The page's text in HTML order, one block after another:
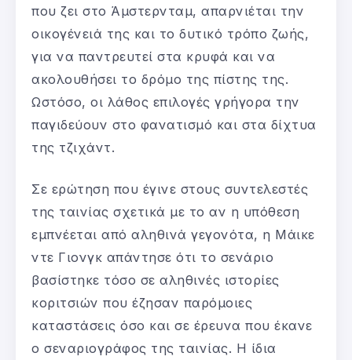
που ζει στο Άμστερνταμ, απαρνιέται την
οικογένειά της και το δυτικό τρόπο ζωής,
για να παντρευτεί στα κρυφά και να
ακολουθήσει το δρόμο της πίστης της.
Ωστόσο, οι λάθος επιλογές γρήγορα την
παγιδεύουν στο φανατισμό και στα δίχτυα
της τζιχάντ.
Σε ερώτηση που έγινε στους συντελεστές
της ταινίας σχετικά με το αν η υπόθεση
εμπνέεται από αληθινά γεγονότα, η Μάικε
ντε Γιονγκ απάντησε ότι το σενάριο
βασίστηκε τόσο σε αληθινές ιστορίες
κοριτσιών που έζησαν παρόμοιες
καταστάσεις όσο και σε έρευνα που έκανε
ο σεναριογράφος της ταινίας. Η ίδια